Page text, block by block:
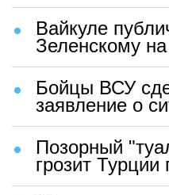
Вайкуле
Зеленскому
Бойцы ВСУ
заявление о
Позорный
грозит Турции